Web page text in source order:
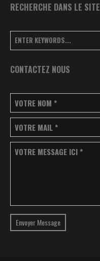
RECHERCHE DANS LE SITE
CONTACTEZ NOUS
VOTRE NOM *
VOTRE MAIL *
VOTRE MESSAGE ICI *
Envoyer Message